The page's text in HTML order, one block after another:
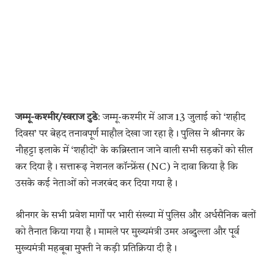
जम्मू-कश्मीर/स्वराज टुडे: जम्मू-कश्मीर में आज 13 जुलाई को ‘शहीद
दिवस’ पर बेहद तनावपूर्ण माहौल देखा जा रहा है। पुलिस ने श्रीनगर के
नौहट्टा इलाके में ‘शहीदों’ के कब्रिस्तान जाने वाली सभी सड़कों को सील
कर दिया है। सत्तारूढ़ नेशनल कॉन्फ्रेंस (NC) ने दावा किया है कि
उसके कई नेताओं को नजरबंद कर दिया गया है।
श्रीनगर के सभी प्रवेश मार्गों पर भारी संख्या में पुलिस और अर्धसैनिक बलों
को तैनात किया गया है। मामले पर मुख्यमंत्री उमर अब्दुल्ला और पूर्व
मुख्यमंत्री महबूबा मुफ्ती ने कड़ी प्रतिक्रिया दी है।